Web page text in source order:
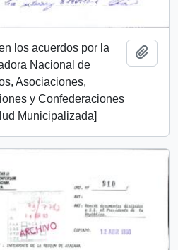
los acuerdos por la
Nacional de
Asociaciones,
y Confederaciones
Municipalizada]